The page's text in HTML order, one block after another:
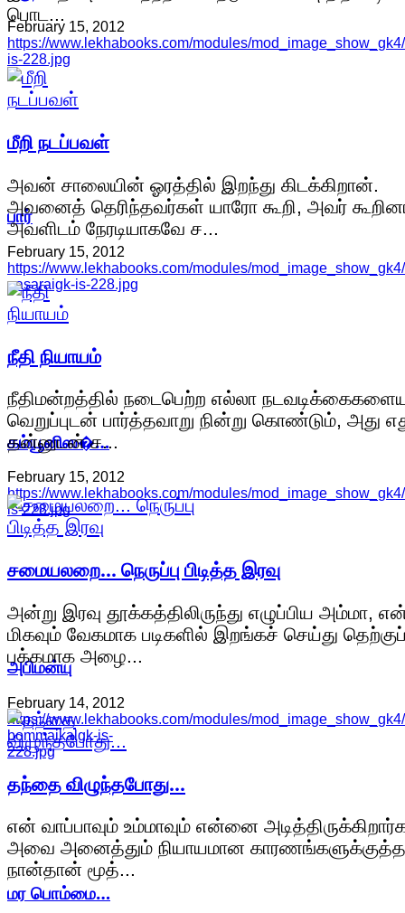
February 15, 2012
https://www.lekhabooks.com/modules/
is-228.jpg
பார்
February 15, 2012
https://www.lekhabooks.com/modules/
pasaraigk-is-228.jpg
கம்யூனிஸ�…
February 15, 2012
https://www.lekhabooks.com/modules/
is-228.jpg
அபிமன்யு
February 14, 2012
https://www.lekhabooks.com/modules/
bommaikalgk-is-
228.jpg
மர பொம்மை…
பொட...
மீறி நடப்பவள்
அவன் சாலையின் ஓரத்தில் இறந்து கிடக்கிறான்.
அவனைத் தெரிந்தவர்கள் யாரோ கூறி, அவர்
அவளிடம் நேரடியாகவே ச...
நீதி நியாயம்
நீதிமன்றத்தில் நடைபெற்ற எல்லா
வெறுப்புடன் பார்த்தவாறு நின்று கொண்டும், அது
தன்னுடன் ச...
சமையலறை... நெருப்பு பிடித்த இரவு
அன்று இரவு தூக்கத்திலிருந்து எழுப்பிய அம்மா,
மிகவும் வேகமாக படிகளில் இறங்கச் செய்து
பக்கமாக அழை...
தந்தை விழுந்தபோது...
என் வாப்பாவும் உம்மாவும் என்னை
அவை அனைத்தும் நியாயமான
நான்தான் மூத்...